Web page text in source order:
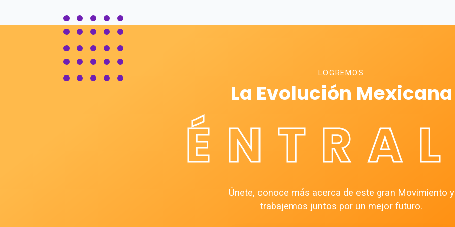
LOGREMOS
La Evolución Mexicana
Únete, conoce más acerca de este gran Movimiento y
trabajemos juntos por un mejor futuro.